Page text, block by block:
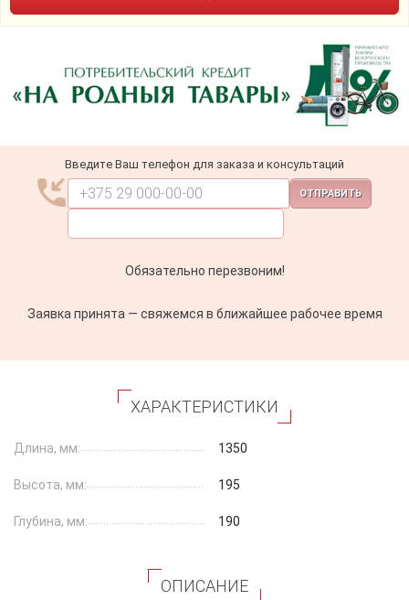
Введите Ваш телефон для заказа и консультаций
ОТПРАВИТЬ
Обязательно перезвоним!
Заявка принята — свяжемся в ближайшее рабочее время
ХАРАКТЕРИСТИКИ
Длина, мм: 1350
Высота, мм: 195
Глубина, мм: 190
ОПИСАНИЕ